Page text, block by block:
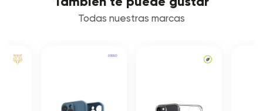
Todas nuestras marcas